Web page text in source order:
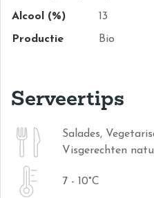
Alcool (%) 13
Productie Bio
Serveertips
Salades,
Visgerechten
7 - 10°C